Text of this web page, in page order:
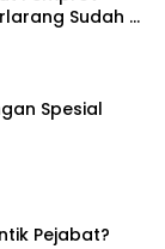
Sudah di
Spesial
Pejabat?